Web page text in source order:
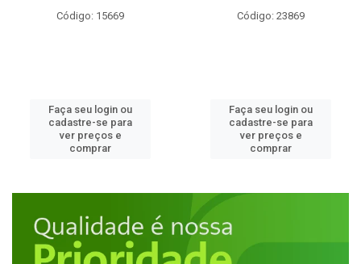
Código: 15669
Faça seu login ou
cadastre-se para
ver preços e
comprar
Código: 23869
Faça seu login ou
cadastre-se para
ver preços e
comprar